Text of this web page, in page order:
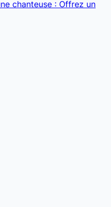
chanteuse : Offrez un